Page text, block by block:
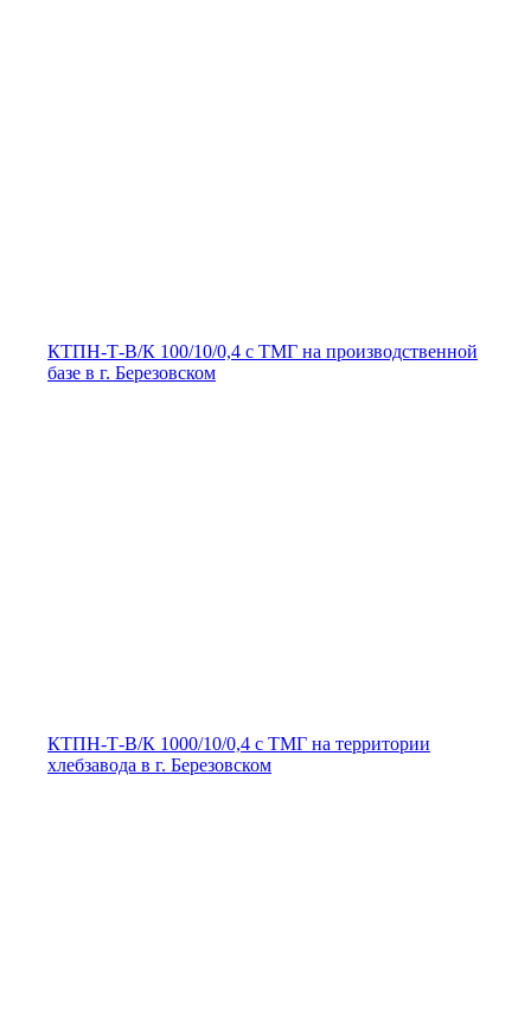
КТПН-Т-В/К 100/10/0,4 с ТМГ на производственной
базе в г. Березовском
КТПН-Т-В/К 1000/10/0,4 с ТМГ на территории
хлебзавода в г. Березовском